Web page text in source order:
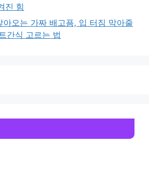
진 힘
아오는 가짜 배고픔, 입 터짐 막아줄
간식 고르는 법